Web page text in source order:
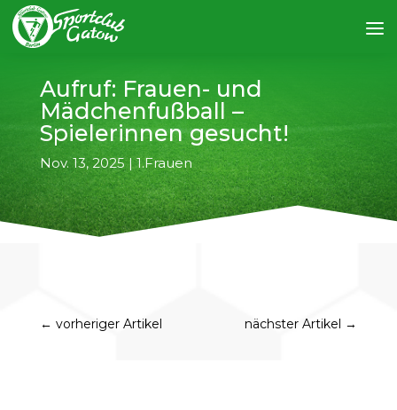
Aufruf: Frauen- und
Mädchenfußball –
Spielerinnen gesucht!
Nov. 13, 2025|1.Frauen
← vorheriger Artikel nächster Artikel →